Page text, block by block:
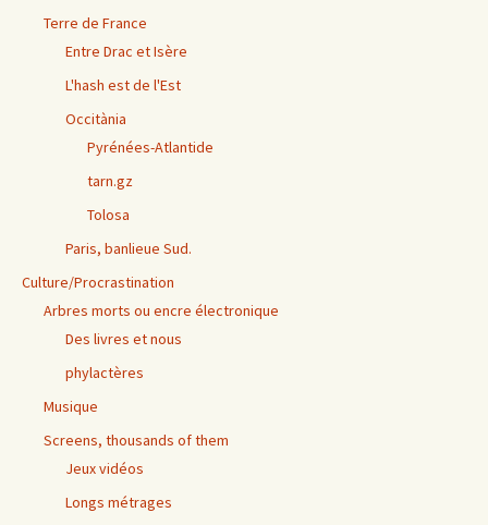
Terre de France
Entre Drac et Isère
L'hash est de l'Est
Occitània
Pyrénées-Atlantide
tarn.gz
Tolosa
Paris, banlieue Sud.
Culture/Procrastination
Arbres morts ou encre électronique
Des livres et nous
phylactères
Musique
Screens, thousands of them
Jeux vidéos
Longs métrages